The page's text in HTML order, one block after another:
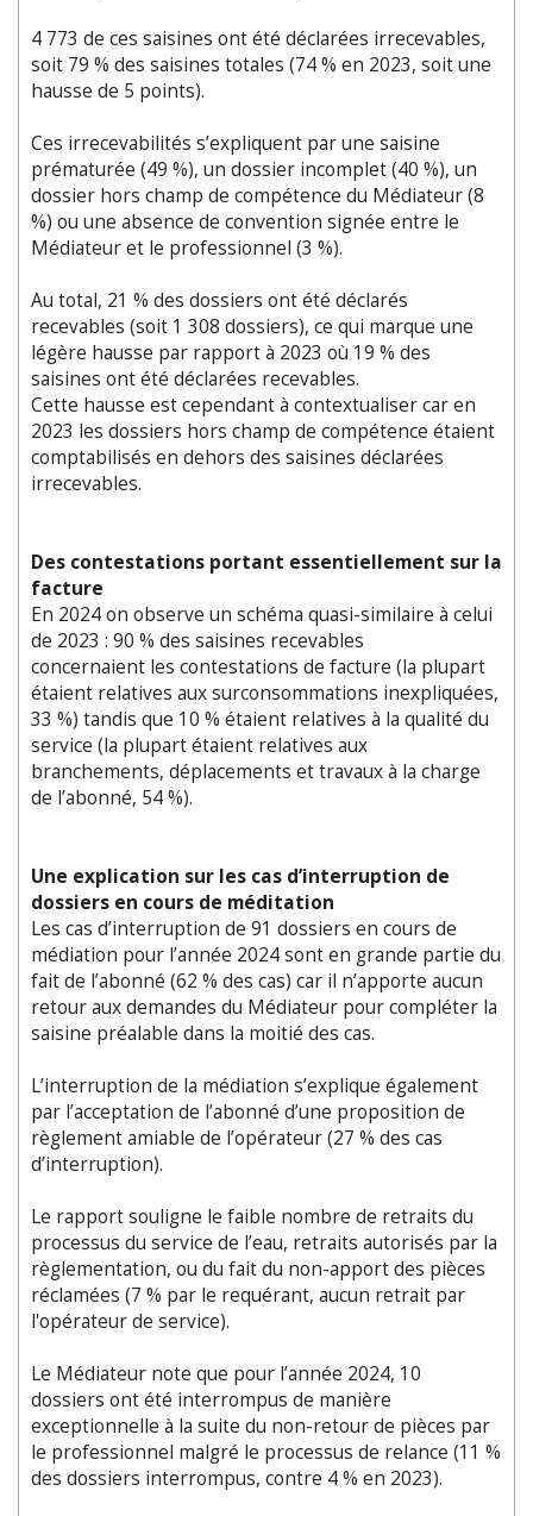
4 773 de ces saisines ont été déclarées irrecevables,
soit 79 % des saisines totales (74 % en 2023, soit une
hausse de 5 points).
Ces irrecevabilités s’expliquent par une saisine
prématurée (49 %), un dossier incomplet (40 %), un
dossier hors champ de compétence du Médiateur (8
%) ou une absence de convention signée entre le
Médiateur et le professionnel (3 %).
Au total, 21 % des dossiers ont été déclarés
recevables (soit 1 308 dossiers), ce qui marque une
légère hausse par rapport à 2023 où 19 % des
saisines ont été déclarées recevables.
Cette hausse est cependant à contextualiser car en
2023 les dossiers hors champ de compétence étaient
comptabilisés en dehors des saisines déclarées
irrecevables.
Des contestations portant essentiellement sur la
facture
En 2024 on observe un schéma quasi-similaire à celui
de 2023 : 90 % des saisines recevables
concernaient les contestations de facture (la plupart
étaient relatives aux surconsommations inexpliquées,
33 %) tandis que 10 % étaient relatives à la qualité du
service (la plupart étaient relatives aux
branchements, déplacements et travaux à la charge
de l’abonné, 54 %).
Une explication sur les cas d’interruption de
dossiers en cours de méditation
Les cas d’interruption de 91 dossiers en cours de
médiation pour l’année 2024 sont en grande partie du
fait de l’abonné (62 % des cas) car il n’apporte aucun
retour aux demandes du Médiateur pour compléter la
saisine préalable dans la moitié des cas.
L’interruption de la médiation s’explique également
par l’acceptation de l’abonné d’une proposition de
règlement amiable de l’opérateur (27 % des cas
d’interruption).
Le rapport souligne le faible nombre de retraits du
processus du service de l’eau, retraits autorisés par la
règlementation, ou du fait du non-apport des pièces
réclamées (7 % par le requérant, aucun retrait par
l'opérateur de service).
Le Médiateur note que pour l’année 2024, 10
dossiers ont été interrompus de manière
exceptionnelle à la suite du non-retour de pièces par
le professionnel malgré le processus de relance (11 %
des dossiers interrompus, contre 4 % en 2023).